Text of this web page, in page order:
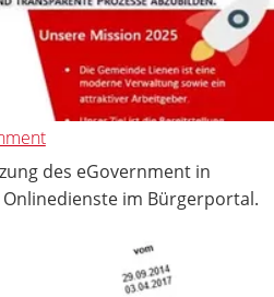
des eGovernment in
im Bürgerportal.